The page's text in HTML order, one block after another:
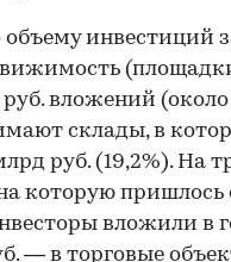
инвестиций
вложений (около
склады, в
руб. (19,2%). На
которую пришлось
вложили в
— в торговые